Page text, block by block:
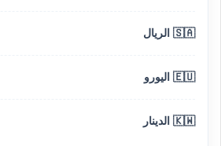
🇸🇦 الريال
🇪🇺 اليورو
🇰🇼 الدينار